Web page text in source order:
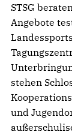
STSG
Angebote
stehen
und